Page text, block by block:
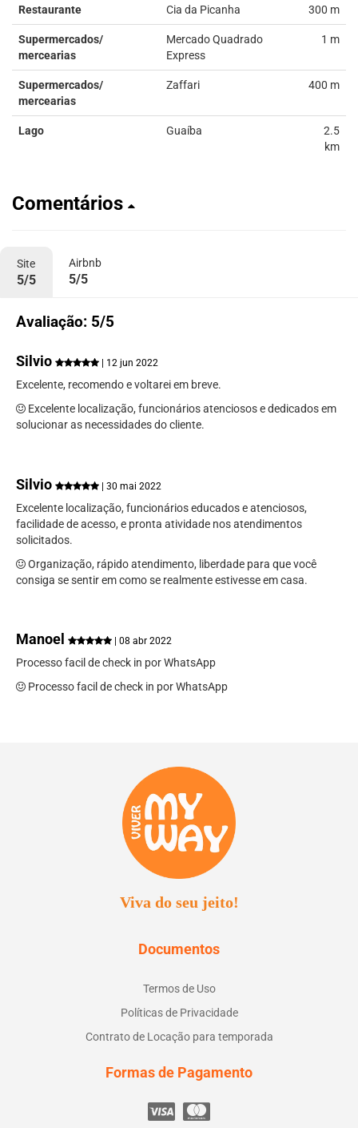
Restaurante Cia da Picanha 300 m
Supermercados/
mercearias
Mercado Quadrado
Express
1 m
Supermercados/
mercearias
Zaffari 400 m
Lago Guaíba
2.5
km
Comentários
Site
5/5
Airbnb
5/5
Avaliação: 5/5
Silvio | 12 jun 2022
Excelente, recomendo e voltarei em breve.
Excelente localização, funcionários atenciosos e dedicados em
solucionar as necessidades do cliente.
Silvio | 30 mai 2022
Excelente localização, funcionários educados e atenciosos,
facilidade de acesso, e pronta atividade nos atendimentos
solicitados.
Organização, rápido atendimento, liberdade para que você
consiga se sentir em como se realmente estivesse em casa.
Manoel | 08 abr 2022
Processo facil de check in por WhatsApp
Processo facil de check in por WhatsApp
Viva do seu jeito!
Documentos
Termos de Uso
Políticas de Privacidade
Contrato de Locação para temporada
Formas de Pagamento